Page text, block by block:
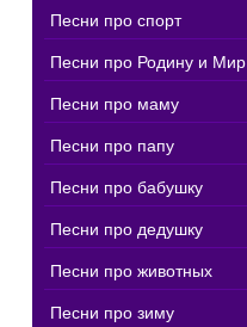
Песни про спорт
Песни про Родину и Мир
Песни про маму
Песни про папу
Песни про бабушку
Песни про дедушку
Песни про животных
Песни про зиму